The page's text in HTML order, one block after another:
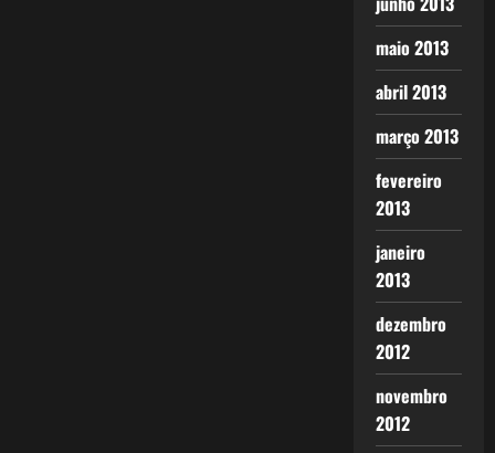
maio 2013
abril 2013
março 2013
fevereiro
2013
janeiro
2013
dezembro
2012
novembro
2012